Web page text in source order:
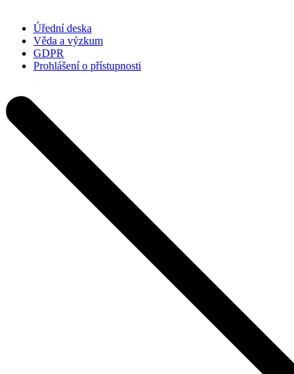
Úřední deska
Věda a výzkum
GDPR
Prohlášení o přístupnosti